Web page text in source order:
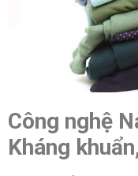
Công nghệ
Kháng